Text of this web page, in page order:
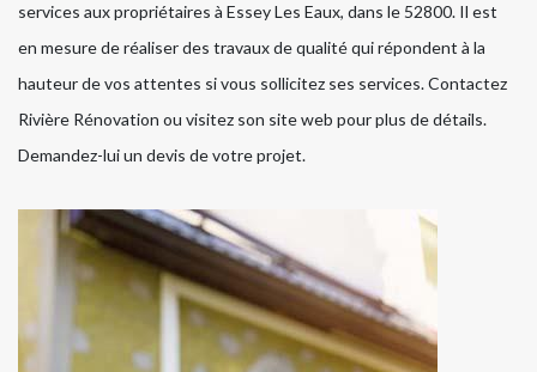
services aux propriétaires à Essey Les Eaux, dans le 52800. Il est
en mesure de réaliser des travaux de qualité qui répondent à la
hauteur de vos attentes si vous sollicitez ses services. Contactez
Rivière Rénovation ou visitez son site web pour plus de détails.
Demandez-lui un devis de votre projet.